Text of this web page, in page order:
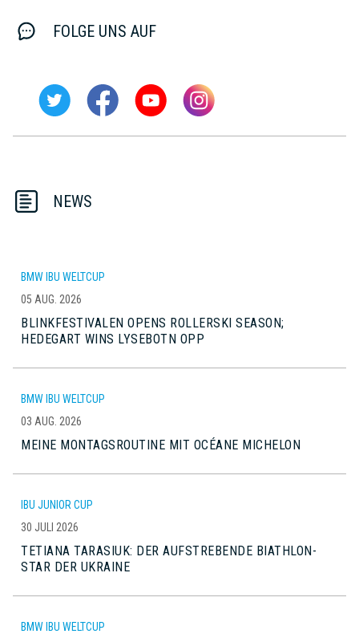
FOLGE UNS AUF
NEWS
BMW IBU WELTCUP
05 AUG. 2026
BLINKFESTIVALEN OPENS ROLLERSKI SEASON;
HEDEGART WINS LYSEBOTN OPP
BMW IBU WELTCUP
03 AUG. 2026
MEINE MONTAGSROUTINE MIT OCÉANE MICHELON
IBU JUNIOR CUP
30 JULI 2026
TETIANA TARASIUK: DER AUFSTREBENDE BIATHLON-
STAR DER UKRAINE
BMW IBU WELTCUP